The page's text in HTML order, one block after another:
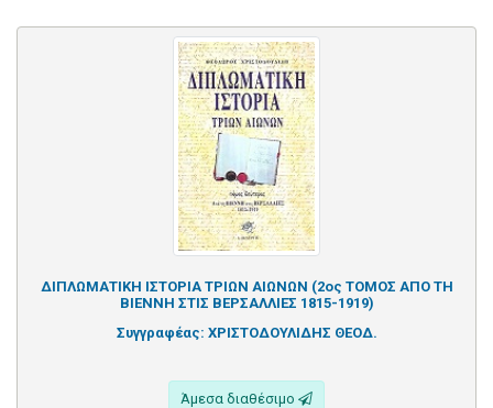
ΔΙΠΛΩΜΑΤΙΚΗ ΙΣΤΟΡΙΑ ΤΡΙΩΝ ΑΙΩΝΩΝ (2ος ΤΟΜΟΣ ΑΠΟ ΤΗ
ΒΙΕΝΝΗ ΣΤΙΣ ΒΕΡΣΑΛΛΙΕΣ 1815-1919)
Συγγραφέας: ΧΡΙΣΤΟΔΟΥΛΙΔΗΣ ΘΕΟΔ.
Άμεσα διαθέσιμο